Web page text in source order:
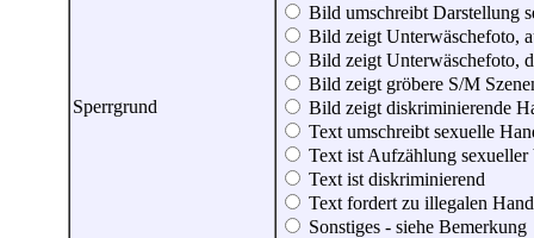
Sperrgrund
Bild umschreibt Darstellung
Bild zeigt Unterwäschefoto,
Bild zeigt Unterwäschefoto,
Bild zeigt gröbere S/M
Bild zeigt diskriminierende
Text umschreibt sexuelle
Text ist Aufzählung sexueller
Text ist diskriminierend
Text fordert zu illegalen
Sonstiges - siehe Bemerkung